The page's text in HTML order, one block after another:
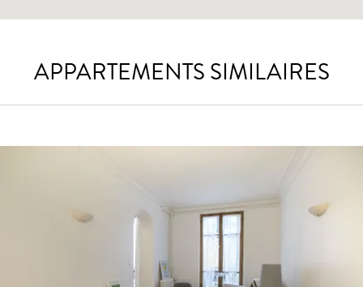
APPARTEMENTS SIMILAIRES